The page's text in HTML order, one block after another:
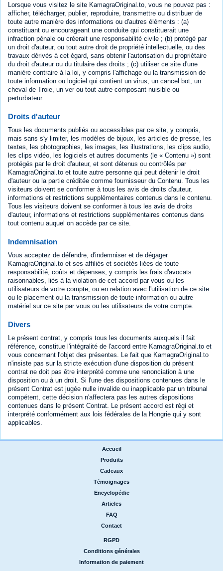
Lorsque vous visitez le site KamagraOriginal.to, vous ne pouvez pas :
afficher, télécharger, publier, reproduire, transmettre ou distribuer de
toute autre manière des informations ou d'autres éléments : (a)
constituant ou encourageant une conduite qui constituerait une
infraction pénale ou créerait une responsabilité civile ; (b) protégé par
un droit d'auteur, ou tout autre droit de propriété intellectuelle, ou des
travaux dérivés à cet égard, sans obtenir l'autorisation du propriétaire
du droit d'auteur ou du titulaire des droits ; (c) utiliser ce site d'une
manière contraire à la loi, y compris l'affichage ou la transmission de
toute information ou logiciel qui contient un virus, un cancel bot, un
cheval de Troie, un ver ou tout autre composant nuisible ou
perturbateur.
Droits d'auteur
Tous les documents publiés ou accessibles par ce site, y compris,
mais sans s'y limiter, les modèles de bijoux, les articles de presse, les
textes, les photographies, les images, les illustrations, les clips audio,
les clips vidéo, les logiciels et autres documents (le « Contenu ») sont
protégés par le droit d'auteur, et sont détenus ou contrôlés par
KamagraOriginal.to et toute autre personne qui peut détenir le droit
d'auteur ou la partie créditée comme fournisseur du Contenu. Tous les
visiteurs doivent se conformer à tous les avis de droits d'auteur,
informations et restrictions supplémentaires contenus dans le contenu.
Tous les visiteurs doivent se conformer à tous les avis de droits
d'auteur, informations et restrictions supplémentaires contenus dans
tout contenu auquel on accède par ce site.
Indemnisation
Vous acceptez de défendre, d'indemniser et de dégager
KamagraOriginal.to et ses affiliés et sociétés liées de toute
responsabilité, coûts et dépenses, y compris les frais d'avocats
raisonnables, liés à la violation de cet accord par vous ou les
utilisateurs de votre compte, ou en relation avec l'utilisation de ce site
ou le placement ou la transmission de toute information ou autre
matériel sur ce site par vous ou les utilisateurs de votre compte.
Divers
Le présent contrat, y compris tous les documents auxquels il fait
référence, constitue l'intégralité de l'accord entre KamagraOriginal.to et
vous concernant l'objet des présentes. Le fait que KamagraOriginal.to
n'insiste pas sur la stricte exécution d'une disposition du présent
contrat ne doit pas être interprété comme une renonciation à une
disposition ou à un droit. Si l'une des dispositions contenues dans le
présent Contrat est jugée nulle invalide ou inapplicable par un tribunal
compétent, cette décision n'affectera pas les autres dispositions
contenues dans le présent Contrat. Le présent accord est régi et
interprété conformément aux lois fédérales de la Hongrie qui y sont
applicables.
Accueil
Produits
Cadeaux
Témoignages
Encyclopédie
Articles
FAQ
Contact
RGPD
Conditions générales
Information de paiement